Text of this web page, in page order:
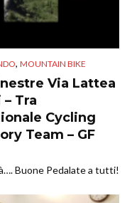
, MOUNTAIN BIKE
Via Lattea
Tra
Cycling
Team – GF
Buone Pedalate a tutti!